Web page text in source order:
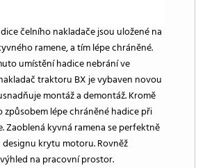
čelního nakladače jsou uložené na
ramene, a tím lépe chráněné.
umístění hadice nebrání ve
traktoru BX je vybaven novou
montáž a demontáž. Kromě
lépe chráněné hadice při
Zaoblená kyvná ramena se perfektně
krytu motoru. Rovněž
na pracovní prostor.